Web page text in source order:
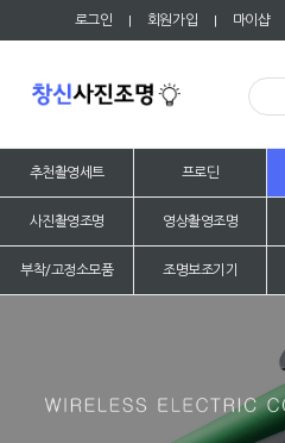
로그인 | 회원가입 | 마이샵
추천촬영세트 프로딘
사진촬영조명 영상촬영조명
부착/고정소모품 조명보조기기